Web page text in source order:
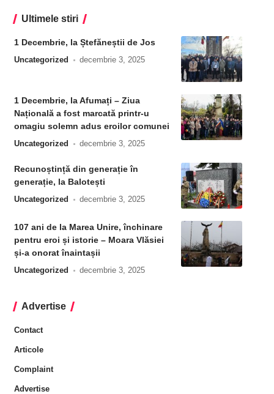
Ultimele stiri
1 Decembrie, la Ștefăneștii de Jos
Uncategorized decembrie 3, 2025
1 Decembrie, la Afumați – Ziua
Națională a fost marcată printr-u
omagiu solemn adus eroilor comunei
Uncategorized decembrie 3, 2025
Recunoștință din generație în
generație, la Balotești
Uncategorized decembrie 3, 2025
107 ani de la Marea Unire, închinare
pentru eroi și istorie – Moara Vlăsiei
și-a onorat înaintașii
Uncategorized decembrie 3, 2025
Advertise
Contact
Articole
Complaint
Advertise